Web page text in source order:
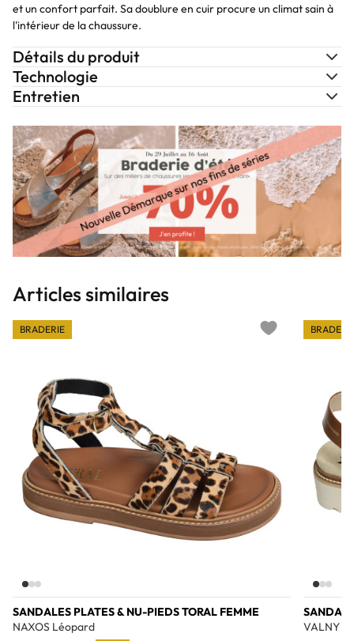
et un confort parfait. Sa doublure en cuir procure un climat sain à
l'intérieur de la chaussure.
Détails du produit
Technologie
Entretien
Articles similaires
SANDALES PLATES & NU-PIEDS TORAL FEMME
NAXOS Léopard
BRADERIE
VALNY